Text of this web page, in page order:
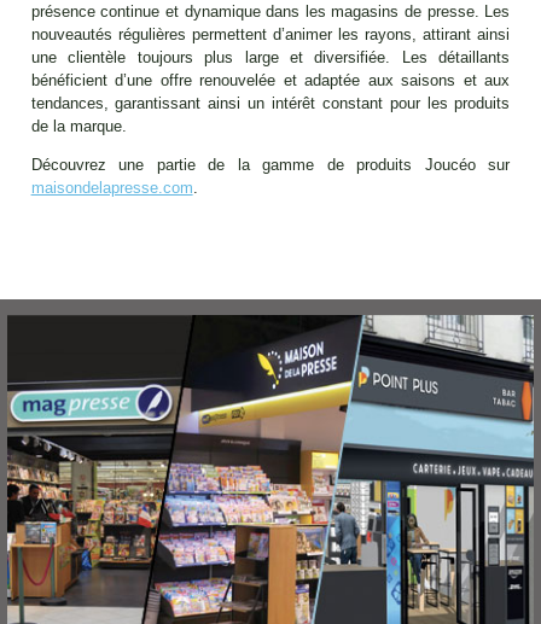
présence continue et dynamique dans les magasins de presse. Les
nouveautés régulières permettent d’animer les rayons, attirant ainsi
une clientèle toujours plus large et diversifiée. Les détaillants
bénéficient d’une offre renouvelée et adaptée aux saisons et aux
tendances, garantissant ainsi un intérêt constant pour les produits
de la marque.
Découvrez une partie de la gamme de produits Joucéo sur
maisondelapresse.com.